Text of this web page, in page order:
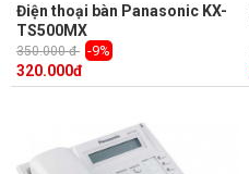
Điện thoại bàn Panasonic KX-
TS500MX
350.000 đ -9%
320.000đ